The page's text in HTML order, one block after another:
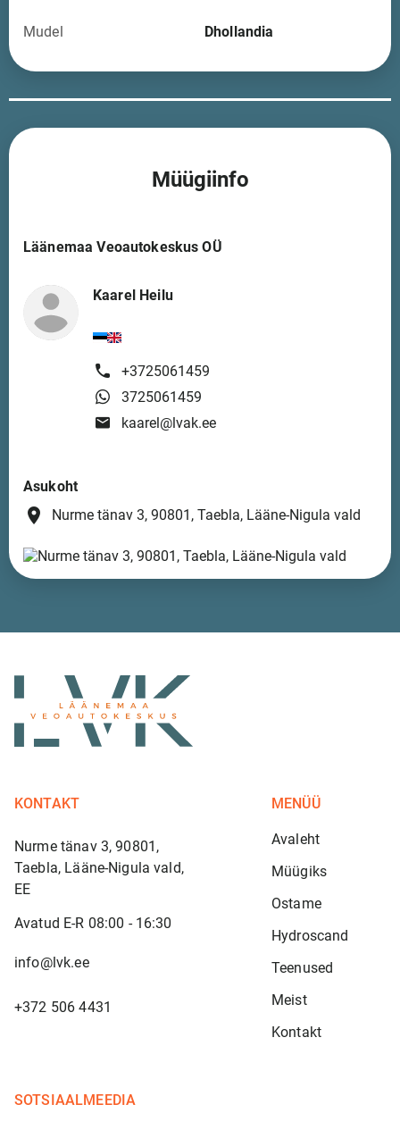
Mudel Dhollandia
Müügiinfo
Läänemaa Veoautokeskus OÜ
Kaarel Heilu
+3725061459
3725061459
kaarel@lvak.ee
Asukoht
place Nurme tänav 3, 90801, Taebla, Lääne-Nigula vald
KONTAKT
Nurme tänav 3, 90801,
Taebla, Lääne-Nigula vald,
EE
Avatud E-R 08:00 - 16:30
info@lvk.ee
+372 506 4431
MENÜÜ
Avaleht
Müügiks
Ostame
Hydroscand
Teenused
Meist
Kontakt
SOTSIAALMEEDIA